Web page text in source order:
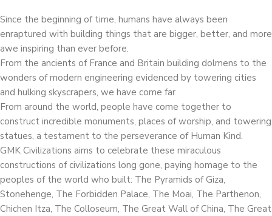
Since the beginning of time, humans have always been
enraptured with building things that are bigger, better, and more
awe inspiring than ever before.
From the ancients of France and Britain building dolmens to the
wonders of modern engineering evidenced by towering cities
and hulking skyscrapers, we have come far
From around the world, people have come together to
construct incredible monuments, places of worship, and towering
statues, a testament to the perseverance of Human Kind.
GMK Civilizations aims to celebrate these miraculous
constructions of civilizations long gone, paying homage to the
peoples of the world who built: The Pyramids of Giza,
Stonehenge, The Forbidden Palace, The Moai, The Parthenon,
Chichen Itza, The Colloseum, The Great Wall of China, The Great